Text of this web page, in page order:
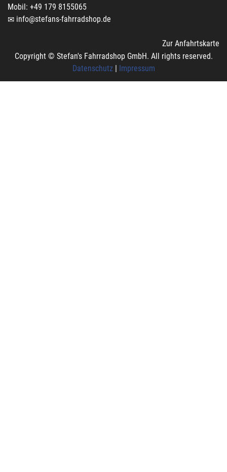
Mobil: +49 179 8155065
info@stefans-fahrradshop.de
Zur Anfahrtskarte
Copyright © Stefan's Fahrradshop GmbH. All rights reserved.
Datenschutz| Impressum